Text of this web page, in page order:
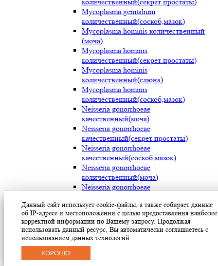
Mycoplasma genitalium
количественный(соскоб,мазок)
Mycoplasma hominis количественный
(моча)
Mycoplasma hominis
количественный(секрет простаты)
Mycoplasma hominis
количественный(слюна)
Mycoplasma hominis
количественный(соскоб,мазок)
Neisseria gonorrhoeae
качественный(моча)
Neisseria gonorrhoeae
качественный(секрет простаты)
Neisseria gonorrhoeae
качественный(соскоб,мазок)
Neisseria gonorrhoeae
количественный(моча)
Neisseria gonorrhoeae
Neisseria gonorrhoeae
количественный(соскоб,мазок)
Streptococcus pyogenes (мокрота)
Streptococcus pyogenes (носоглотка)
Streptococcus pyogenes(мазок с раневой
Данный сайт использует cookie-файлы, а также собирает данные
об IP-адресе и местоположении с целью предоставления наиболее
корректной информации по Вашему запросу. Продолжая
использовать данный ресурс, Вы автоматически соглашаетесь с
использованием данных технологий.
ХОРОШО